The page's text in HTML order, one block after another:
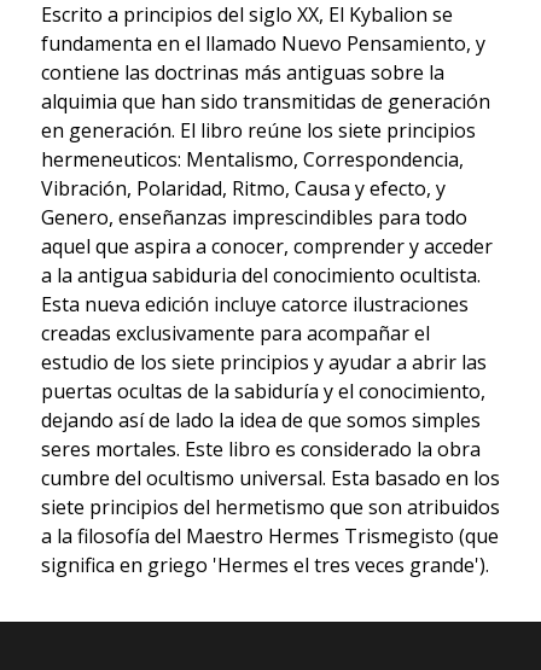
Escrito a principios del siglo XX, El Kybalion se
fundamenta en el llamado Nuevo Pensamiento, y
contiene las doctrinas más antiguas sobre la
alquimia que han sido transmitidas de generación
en generación. El libro reúne los siete principios
hermeneuticos: Mentalismo, Correspondencia,
Vibración, Polaridad, Ritmo, Causa y efecto, y
Genero, enseñanzas imprescindibles para todo
aquel que aspira a conocer, comprender y acceder
a la antigua sabiduria del conocimiento ocultista.
Esta nueva edición incluye catorce ilustraciones
creadas exclusivamente para acompañar el
estudio de los siete principios y ayudar a abrir las
puertas ocultas de la sabiduría y el conocimiento,
dejando así de lado la idea de que somos simples
seres mortales. Este libro es considerado la obra
cumbre del ocultismo universal. Esta basado en los
siete principios del hermetismo que son atribuidos
a la filosofía del Maestro Hermes Trismegisto (que
significa en griego 'Hermes el tres veces grande').